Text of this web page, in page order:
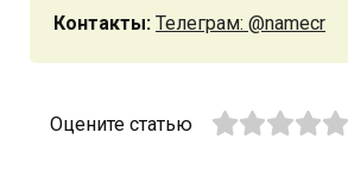
Контакты: Телеграм: @namecr
Оцените статью